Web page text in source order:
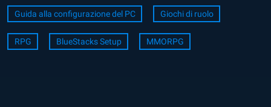
Guida alla configurazione del PC Giochi di ruolo
RPG BlueStacks Setup MMORPG